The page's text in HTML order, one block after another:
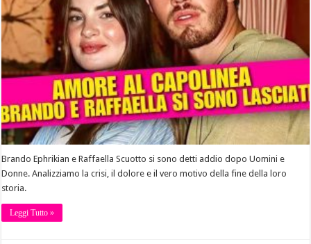
Brando Ephrikian e Raffaella Scuotto si sono detti addio dopo Uomini e
Donne. Analizziamo la crisi, il dolore e il vero motivo della fine della loro
storia.
Leggi Tutto »